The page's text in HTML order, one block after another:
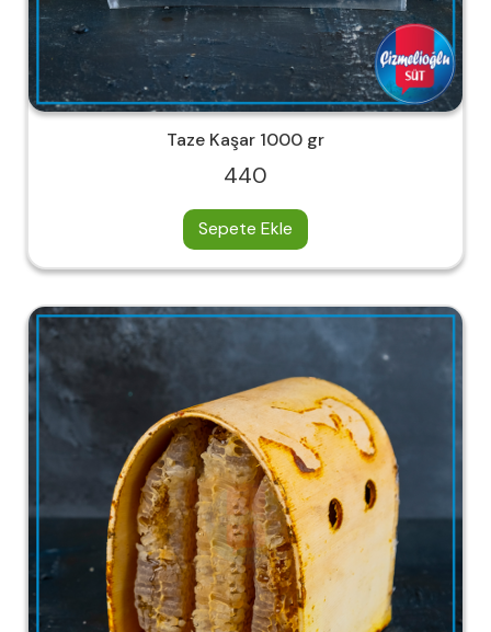
Taze Kaşar 1000 gr
440
Sepete Ekle